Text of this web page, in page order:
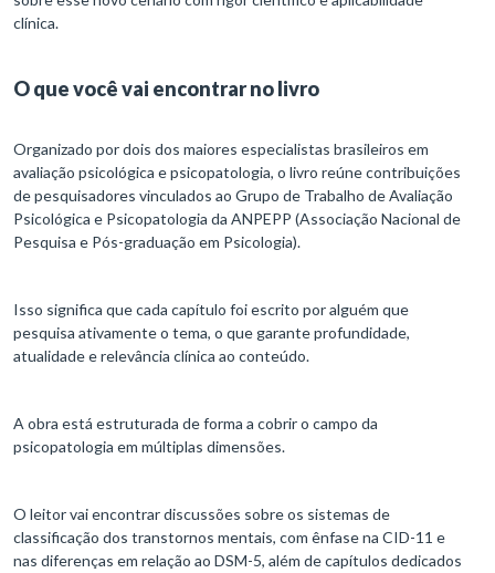
clínica.
O que você vai encontrar no livro
Organizado por dois dos maiores especialistas brasileiros em
avaliação psicológica e psicopatologia, o livro reúne contribuições
de pesquisadores vinculados ao Grupo de Trabalho de Avaliação
Psicológica e Psicopatologia da ANPEPP (Associação Nacional de
Pesquisa e Pós-graduação em Psicologia).
Isso significa que cada capítulo foi escrito por alguém que
pesquisa ativamente o tema, o que garante profundidade,
atualidade e relevância clínica ao conteúdo.
A obra está estruturada de forma a cobrir o campo da
psicopatologia em múltiplas dimensões.
O leitor vai encontrar discussões sobre os sistemas de
classificação dos transtornos mentais, com ênfase na CID-11 e
nas diferenças em relação ao DSM-5, além de capítulos dedicados